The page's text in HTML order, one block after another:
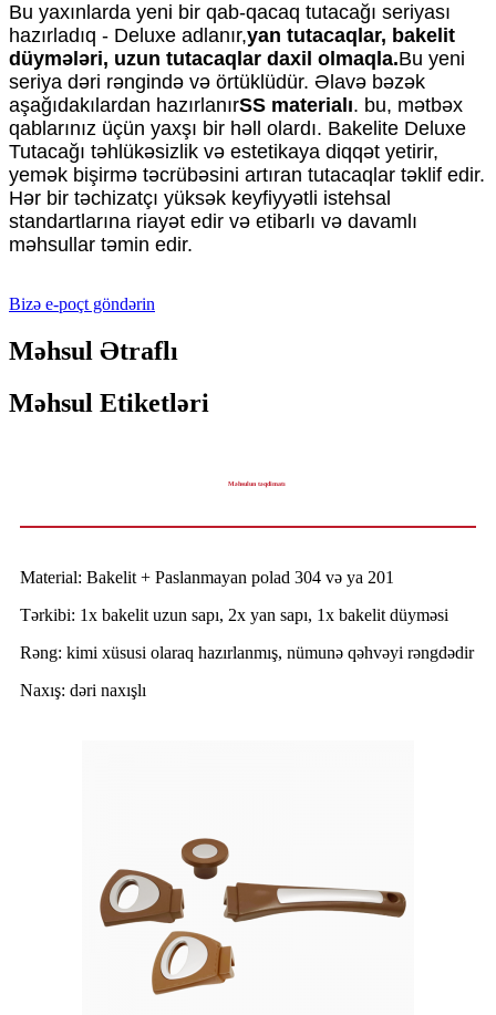
Bu yaxınlarda yeni bir qab-qacaq tutacağı seriyası
hazırladıq - Deluxe adlanır,yan tutacaqlar, bakelit
düymələri, uzun tutacaqlar daxil olmaqla.Bu yeni
seriya dəri rəngində və örtüklüdür. Əlavə bəzək
aşağıdakılardan hazırlanırSS materialı. bu, mətbəx
qablarınız üçün yaxşı bir həll olardı. Bakelite Deluxe
Tutacağı təhlükəsizlik və estetikaya diqqət yetirir,
yemək bişirmə təcrübəsini artıran tutacaqlar təklif edir.
Hər bir təchizatçı yüksək keyfiyyətli istehsal
standartlarına riayət edir və etibarlı və davamlı
məhsullar təmin edir.
Bizə e-poçt göndərin
Məhsul Ətraflı
Məhsul Etiketləri
Məhsulun təqdimatı
Material: Bakelit + Paslanmayan polad 304 və ya 201
Tərkibi: 1x bakelit uzun sapı, 2x yan sapı, 1x bakelit düyməsi
Rəng: kimi xüsusi olaraq hazırlanmış, nümunə qəhvəyi rəngdədir
Naxış: dəri naxışlı